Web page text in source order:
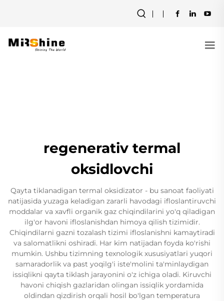
regenerativ termal
oksidlovchi
Qayta tiklanadigan termal oksidizator - bu sanoat faoliyati
natijasida yuzaga keladigan zararli havodagi ifloslantiruvchi
moddalar va xavfli organik gaz chiqindilarini yo'q qiladigan
ilg'or havoni ifloslanishdan himoya qilish tizimidir.
Chiqindilarni gazni tozalash tizimi ifloslanishni kamaytiradi
va salomatlikni oshiradi. Har kim natijadan foyda ko'rishi
mumkin. Ushbu tizimning texnologik xususiyatlari yuqori
samaradorlik va past yoqilg'i iste'molini ta'minlaydigan
issiqlikni qayta tiklash jarayonini o'z ichiga oladi. Kiruvchi
havoni chiqish gazlaridan olingan issiqlik yordamida
oldindan qizdirish orqali hosil bo'lgan temperatura